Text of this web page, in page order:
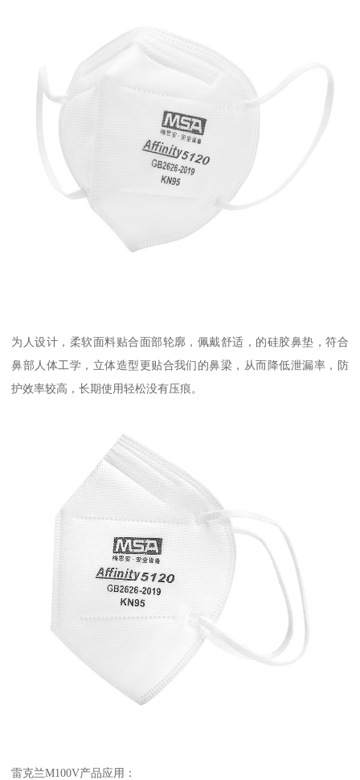
为人设计，柔软面料贴合面部轮廓，佩戴舒适，的硅胶鼻垫，符合
鼻部人体工学，立体造型更贴合我们的鼻梁，从而降低泄漏率，防
护效率较高，长期使用轻松没有压痕。
雷克兰M100V产品应用：